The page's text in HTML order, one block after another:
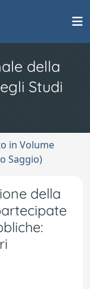
della
Studi
in Volume
Saggio)
della